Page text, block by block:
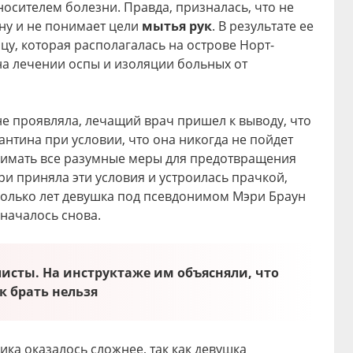
болезни. Правда, призналась, что не
и не понимает цели мытья рук. В результате ее
которая располагалась на острове Норт-
лечении оспы и изоляции больных от
проявляла, лечащий врач пришел к выводу, что
при условии, что она никогда не пойдет
все разумные меры для предотвращения
приняла эти условия и устроилась прачкой,
лет девушка под псевдонимом Мэри Браун
снова.
На инструктаже им объясняли, что
брать нельзя
оказалось сложнее, так как девушка